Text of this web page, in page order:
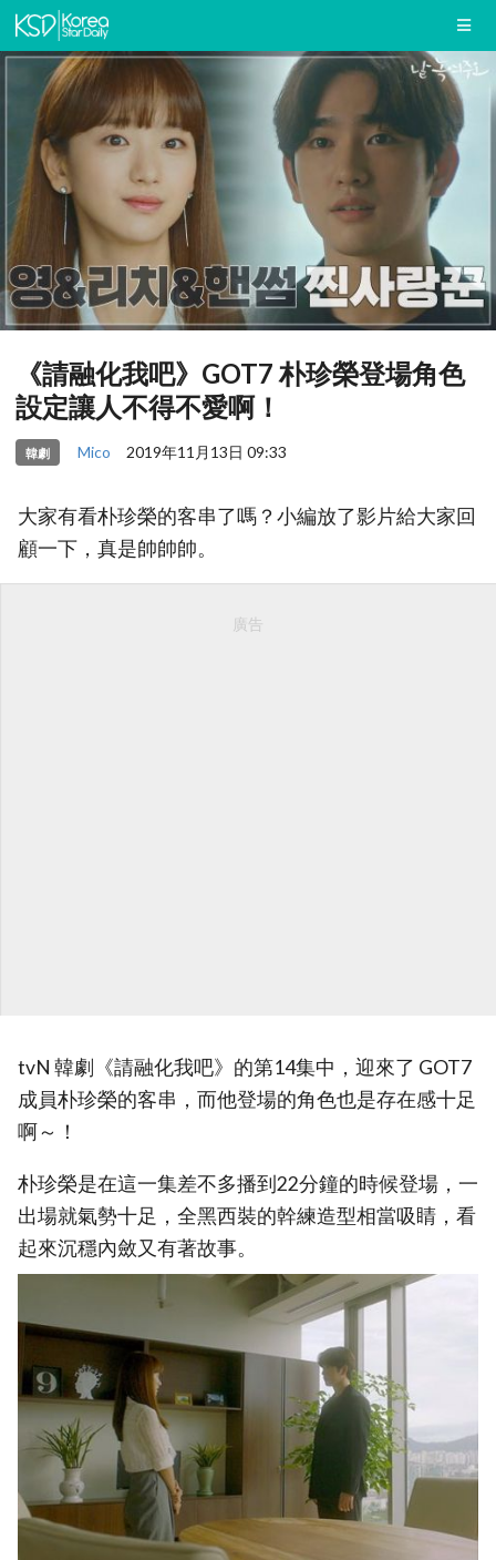
《請融化我吧》GOT7 朴珍榮登場角色
設定讓人不得不愛啊！
韓劇 Mico 2019年11月13日 09:33
大家有看朴珍榮的客串了嗎？小編放了影片給大家回
顧一下，真是帥帥帥。
廣告
tvN 韓劇《請融化我吧》的第14集中，迎來了 GOT7
成員朴珍榮的客串，而他登場的角色也是存在感十足
啊～！
朴珍榮是在這一集差不多播到22分鐘的時候登場，一
出場就氣勢十足，全黑西裝的幹練造型相當吸睛，看
起來沉穩內斂又有著故事。